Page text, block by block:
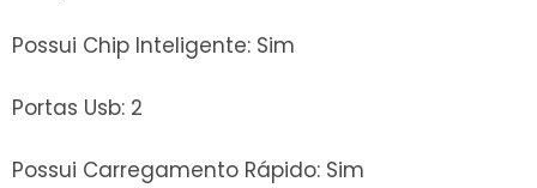
Possui Chip Inteligente: Sim
Portas Usb: 2
Possui Carregamento Rápido: Sim